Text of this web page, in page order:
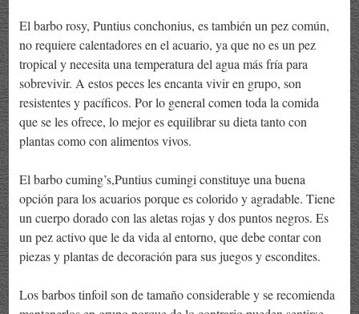
El barbo rosy, Puntius conchonius, es también un pez común,
no requiere calentadores en el acuario, ya que no es un pez
tropical y necesita una temperatura del agua más fría para
sobrevivir. A estos peces les encanta vivir en grupo, son
resistentes y pacíficos. Por lo general comen toda la comida
que se les ofrece, lo mejor es equilibrar su dieta tanto con
plantas como con alimentos vivos.
El barbo cuming’s,Puntius cumingi constituye una buena
opción para los acuarios porque es colorido y agradable. Tiene
un cuerpo dorado con las aletas rojas y dos puntos negros. Es
un pez activo que le da vida al entorno, que debe contar con
piezas y plantas de decoración para sus juegos y escondites.
Los barbos tinfoil son de tamaño considerable y se recomienda